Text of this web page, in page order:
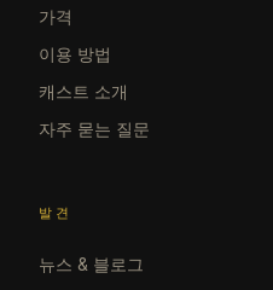
가격
이용 방법
캐스트 소개
자주 묻는 질문
발견
뉴스 & 블로그